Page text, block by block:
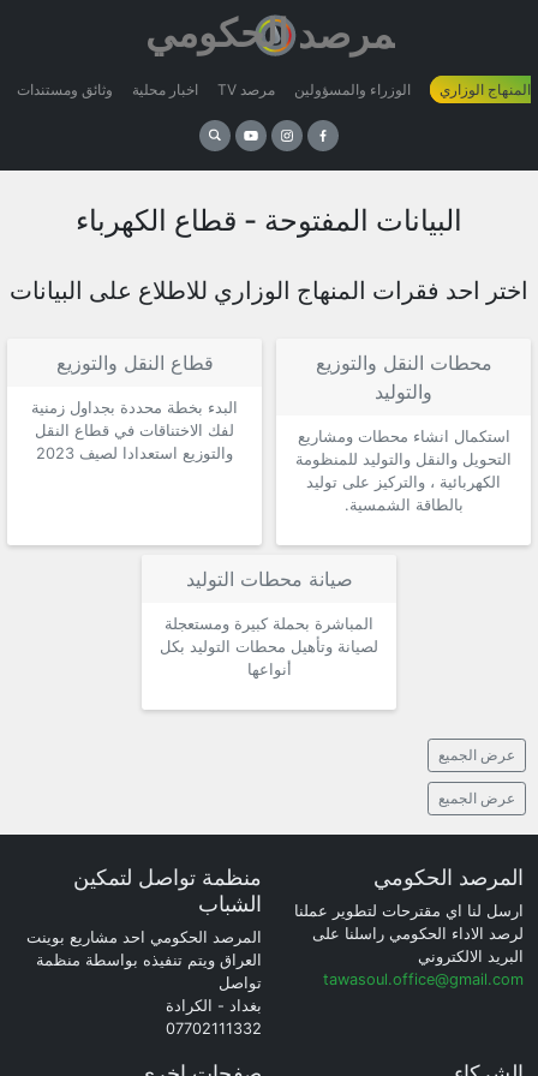
وثائق ومستندات اخبار محلية مرصد TV الوزراء والمسؤولين المنهاج الوزاري
البيانات المفتوحة - قطاع الكهرباء
اختر احد فقرات المنهاج الوزاري للاطلاع على البيانات
محطات النقل والتوزيع
والتوليد
استكمال انشاء محطات ومشاريع
التحويل والنقل والتوليد للمنظومة
الكهربائية ، والتركيز على توليد
بالطاقة الشمسية.
قطاع النقل والتوزيع
البدء بخطة محددة بجداول زمنية
لفك الاختناقات في قطاع النقل
والتوزيع استعدادا لصيف 2023
صيانة محطات التوليد
المباشرة بحملة كبيرة ومستعجلة
لصيانة وتأهيل محطات التوليد بكل
أنواعها
عرض الجميع
عرض الجميع
المرصد الحكومي
ارسل لنا اي مقترحات لتطوير عملنا
لرصد الاداء الحكومي راسلنا على
البريد الالكتروني
tawasoul.office@gmail.com
منظمة تواصل لتمكين
الشباب
المرصد الحكومي احد مشاريع بوينت
العراق ويتم تنفيذه بواسطة منظمة
تواصل
بغداد - الكرادة
07702111332